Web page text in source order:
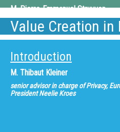
M. Pierre-Emmanuel Struyven
SFR, Director of SFR Development
Value Creation in
Introduction
M. Thibaut Kleiner
senior advisor in charge of Privacy,
President Neelie Kroes